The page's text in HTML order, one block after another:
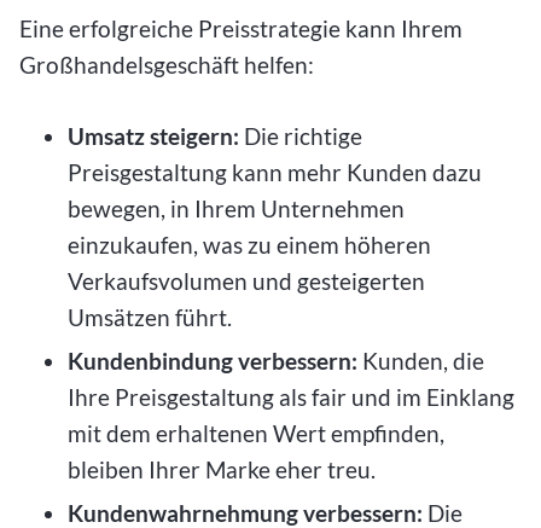
Eine erfolgreiche Preisstrategie kann Ihrem
Großhandelsgeschäft helfen:
Umsatz steigern: Die richtige
Preisgestaltung kann mehr Kunden dazu
bewegen, in Ihrem Unternehmen
einzukaufen, was zu einem höheren
Verkaufsvolumen und gesteigerten
Umsätzen führt.
Kundenbindung verbessern: Kunden, die
Ihre Preisgestaltung als fair und im Einklang
mit dem erhaltenen Wert empfinden,
bleiben Ihrer Marke eher treu.
Kundenwahrnehmung verbessern: Die